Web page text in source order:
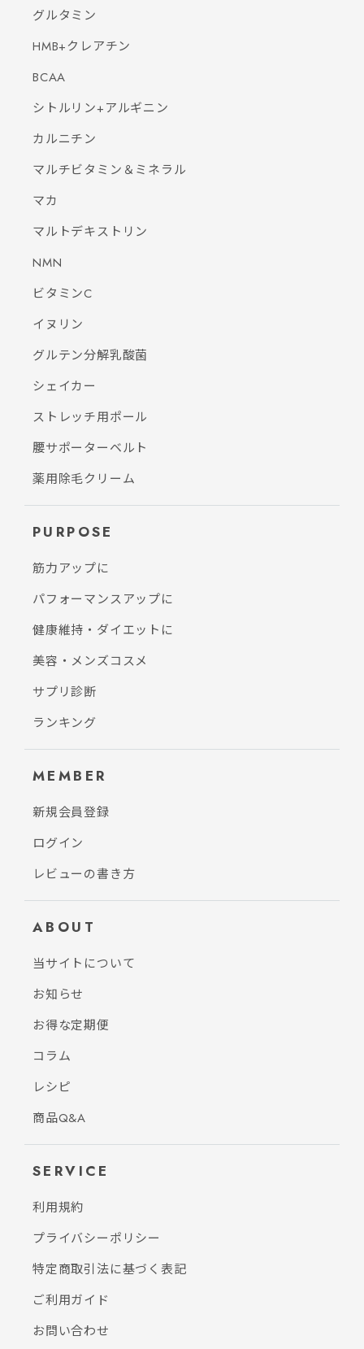
グルタミン
HMB+クレアチン
BCAA
シトルリン+アルギニン
カルニチン
マルチビタミン＆ミネラル
マカ
マルトデキストリン
NMN
ビタミンC
イヌリン
グルテン分解乳酸菌
シェイカー
ストレッチ用ポール
腰サポーターベルト
薬用除毛クリーム
PURPOSE
筋力アップに
パフォーマンスアップに
健康維持・ダイエットに
美容・メンズコスメ
サプリ診断
ランキング
MEMBER
新規会員登録
ログイン
レビューの書き方
ABOUT
当サイトについて
お知らせ
お得な定期便
コラム
レシピ
商品Q&A
SERVICE
利用規約
プライバシーポリシー
特定商取引法に基づく表記
ご利用ガイド
お問い合わせ